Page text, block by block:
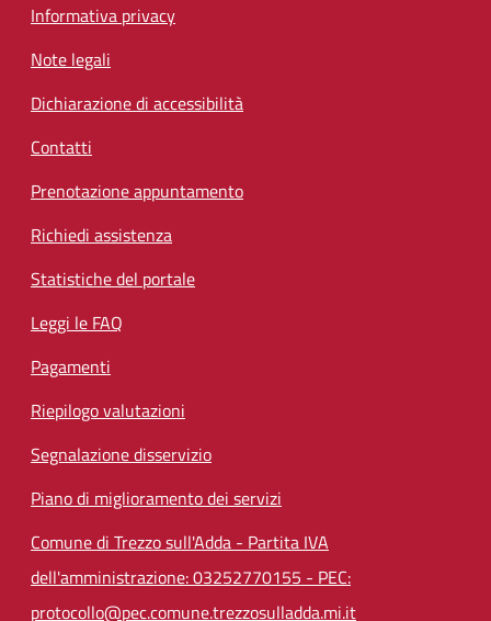
Informativa privacy
Note legali
Dichiarazione di accessibilità
Contatti
Prenotazione appuntamento
Richiedi assistenza
Statistiche del portale
Leggi le FAQ
Pagamenti
Riepilogo valutazioni
Segnalazione disservizio
Piano di miglioramento dei servizi
Comune di Trezzo sull'Adda - Partita IVA
dell'amministrazione: 03252770155 - PEC:
protocollo@pec.comune.trezzosulladda.mi.it